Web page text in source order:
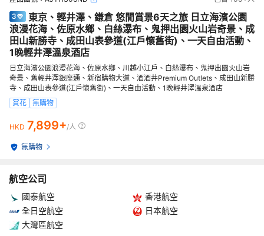
東京、輕井澤、鎌倉 悠閒賞景6天之旅 日立海濱公園
浪漫花海、佐原水鄉、白絲瀑布、鬼押出園火山岩奇景、成
田山新勝寺、成田山表參道(江戶懷舊街)、一天自由活動、
1晚輕井澤溫泉酒店
日立海濱公園浪漫花海、佐原水鄉、川越小江戶、白絲瀑布、鬼押出園火山岩
奇景、舊輕井澤銀座通、新宿購物大道、酒酒井Premium Outlets、成田山新勝
寺、成田山表參道(江戶懷舊街)、一天自由活動、1晚輕井澤溫泉酒店
賞花
無購物
HKD 7,899+/人
無購物
航空公司
國泰航空
香港航空
全日空航空
日本航空
大灣區航空